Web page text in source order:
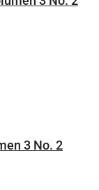
3 No. 2